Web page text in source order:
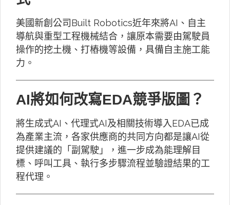
美國新創公司Built Robotics近年來將AI、自主
導航與重型工程機械結合，讓原本需要由駕駛員
操作的挖土機、打樁機等設備，具備自主施工能
力。
AI將如何改寫EDA競爭版圖？
將生成式AI、代理式AI及相關技術導入EDA已成
為產業主流，各家供應商的共同方向都是讓AI從
提供建議的「副駕駛」，進一步成為能理解目
標、呼叫工具、執行多步驟流程並驗證結果的工
程代理。